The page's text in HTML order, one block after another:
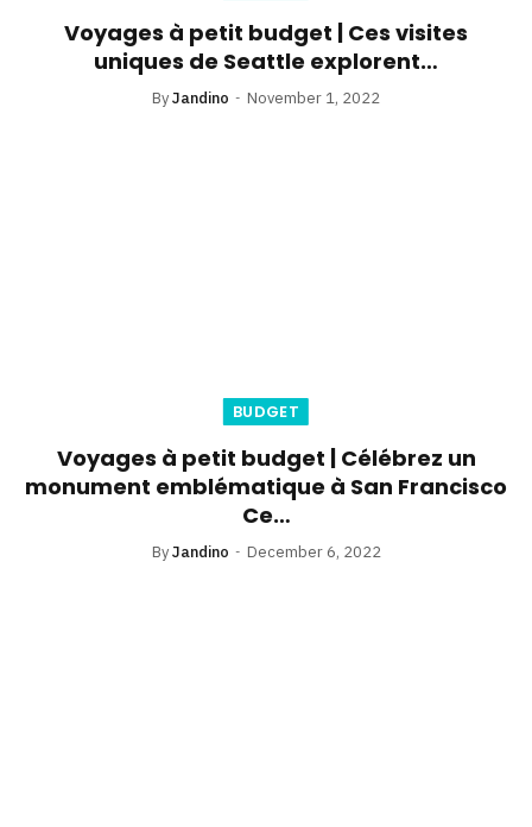
Voyages à petit budget | Ces visites
uniques de Seattle explorent…
ByJandino November 1, 2022
BUDGET
Voyages à petit budget | Célébrez un
monument emblématique à San Francisco
Ce…
By Jandino December 6, 2022